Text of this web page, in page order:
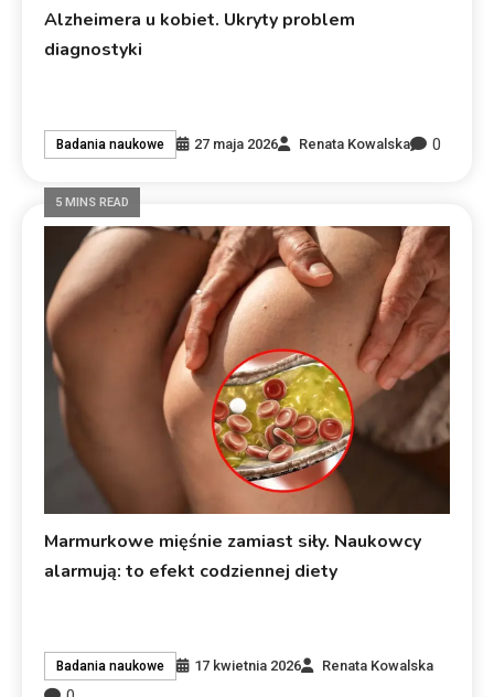
Alzheimera u kobiet. Ukryty problem
diagnostyki
Badania naukowe 27 maja 2026 Renata Kowalska 0
5 MINS READ
Marmurkowe mięśnie zamiast siły. Naukowcy
alarmują: to efekt codziennej diety
Badania naukowe 17 kwietnia 2026 Renata Kowalska